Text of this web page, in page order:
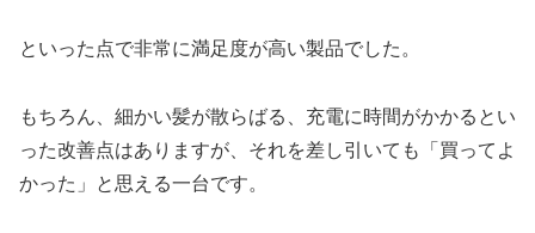
といった点で非常に満足度が高い製品でした。
もちろん、細かい髪が散らばる、充電に時間がかかるとい
った改善点はありますが、それを差し引いても「買ってよ
かった」と思える一台です。